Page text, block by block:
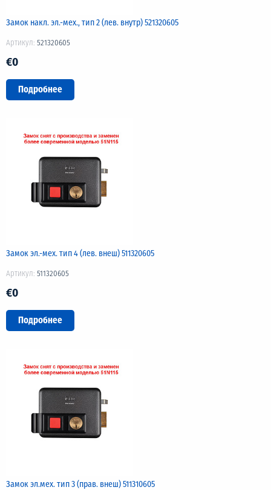
Замок накл. эл.-мех., тип 2 (лев. внутр) 521320605
Артикул: 521320605
€0
Подробнее
Замок эл.-мех. тип 4 (лев. внеш) 511320605
Артикул: 511320605
€0
Подробнее
Замок эл.мех. тип 3 (прав. внеш) 511310605